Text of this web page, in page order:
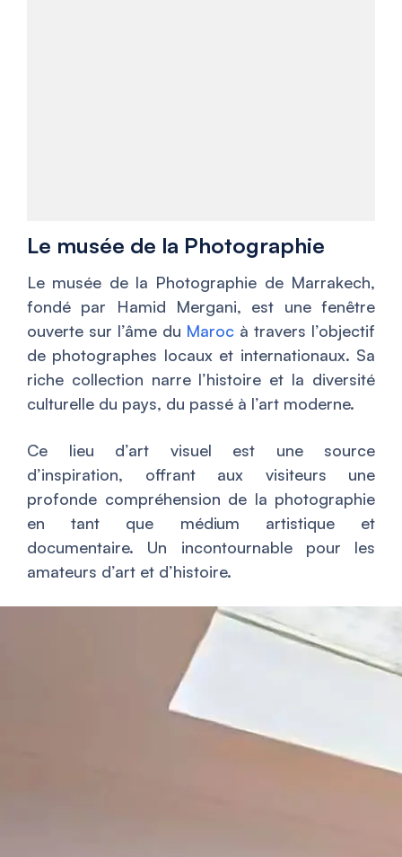
Le musée de la Photographie
Le musée de la Photographie de Marrakech,
fondé par Hamid Mergani, est une fenêtre
ouverte sur l’âme du Maroc à travers l’objectif
de photographes locaux et internationaux. Sa
riche collection narre l’histoire et la diversité
culturelle du pays, du passé à l’art moderne.
Ce lieu d’art visuel est une source
d’inspiration, offrant aux visiteurs une
profonde compréhension de la photographie
en tant que médium artistique et
documentaire. Un incontournable pour les
amateurs d’art et d’histoire.